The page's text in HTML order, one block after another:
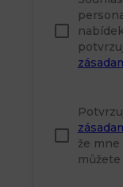
že